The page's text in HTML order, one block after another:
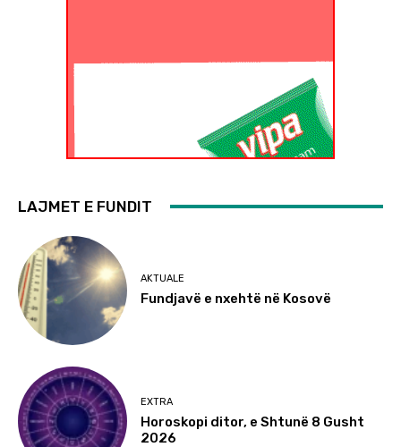
LAJMET E FUNDIT
AKTUALE
Fundjavë e nxehtë në Kosovë
EXTRA
Horoskopi ditor, e Shtunë 8 Gusht
2026